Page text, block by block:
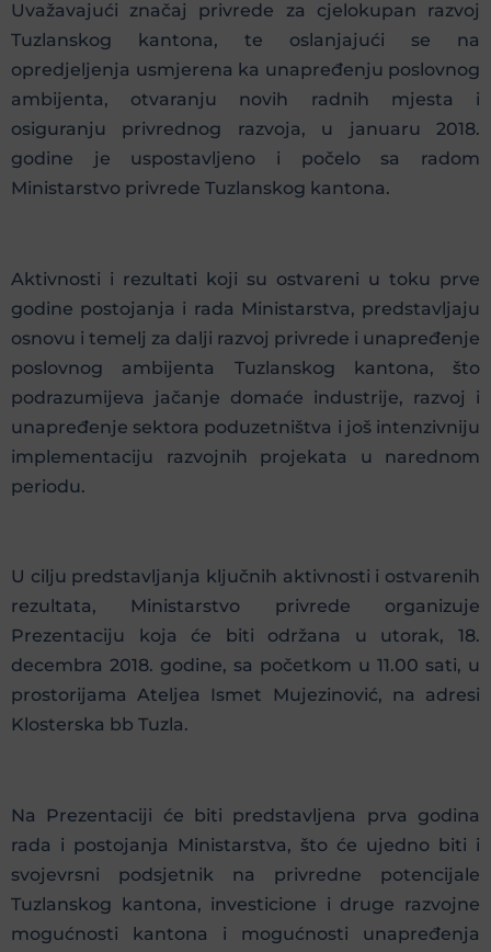
Uvažavajući značaj privrede za cjelokupan razvoj
Tuzlanskog kantona, te oslanjajući se na
opredjeljenja usmjerena ka unapređenju poslovnog
ambijenta, otvaranju novih radnih mjesta i
osiguranju privrednog razvoja, u januaru 2018.
godine je uspostavljeno i počelo sa radom
Ministarstvo privrede Tuzlanskog kantona.
Aktivnosti i rezultati koji su ostvareni u toku prve
godine postojanja i rada Ministarstva, predstavljaju
osnovu i temelj za dalji razvoj privrede i unapređenje
poslovnog ambijenta Tuzlanskog kantona, što
podrazumijeva jačanje domaće industrije, razvoj i
unapređenje sektora poduzetništva i još intenzivniju
implementaciju razvojnih projekata u narednom
periodu.
U cilju predstavljanja ključnih aktivnosti i ostvarenih
rezultata, Ministarstvo privrede organizuje
Prezentaciju koja će biti održana u utorak, 18.
decembra 2018. godine, sa početkom u 11.00 sati, u
prostorijama Ateljea Ismet Mujezinović, na adresi
Klosterska bb Tuzla.
Na Prezentaciji će biti predstavljena prva godina
rada i postojanja Ministarstva, što će ujedno biti i
svojevrsni podsjetnik na privredne potencijale
Tuzlanskog kantona, investicione i druge razvojne
mogućnosti kantona i mogućnosti unapređenja